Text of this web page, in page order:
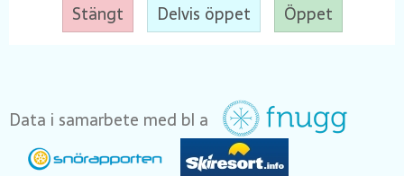
Stängt Delvis öppet Öppet
Data i samarbete med bl a